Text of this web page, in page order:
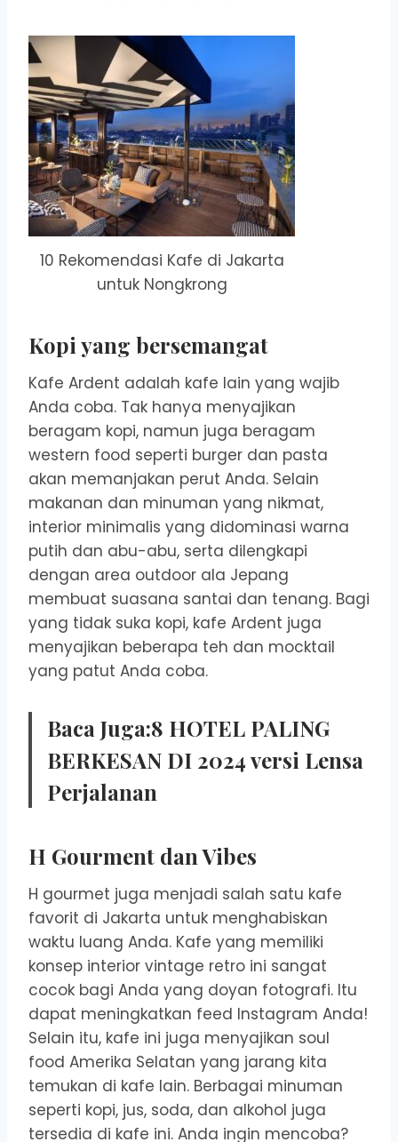
10 Rekomendasi Kafe di Jakarta
untuk Nongkrong
Kopi yang bersemangat
Kafe Ardent adalah kafe lain yang wajib
Anda coba. Tak hanya menyajikan
beragam kopi, namun juga beragam
western food seperti burger dan pasta
akan memanjakan perut Anda. Selain
makanan dan minuman yang nikmat,
interior minimalis yang didominasi warna
putih dan abu-abu, serta dilengkapi
dengan area outdoor ala Jepang
membuat suasana santai dan tenang. Bagi
yang tidak suka kopi, kafe Ardent juga
menyajikan beberapa teh dan mocktail
yang patut Anda coba.
Baca Juga:8 HOTEL PALING
BERKESAN DI 2024 versi Lensa
Perjalanan
H Gourment dan Vibes
H gourmet juga menjadi salah satu kafe
favorit di Jakarta untuk menghabiskan
waktu luang Anda. Kafe yang memiliki
konsep interior vintage retro ini sangat
cocok bagi Anda yang doyan fotografi. Itu
dapat meningkatkan feed Instagram Anda!
Selain itu, kafe ini juga menyajikan soul
food Amerika Selatan yang jarang kita
temukan di kafe lain. Berbagai minuman
seperti kopi, jus, soda, dan alkohol juga
tersedia di kafe ini. Anda ingin mencoba?